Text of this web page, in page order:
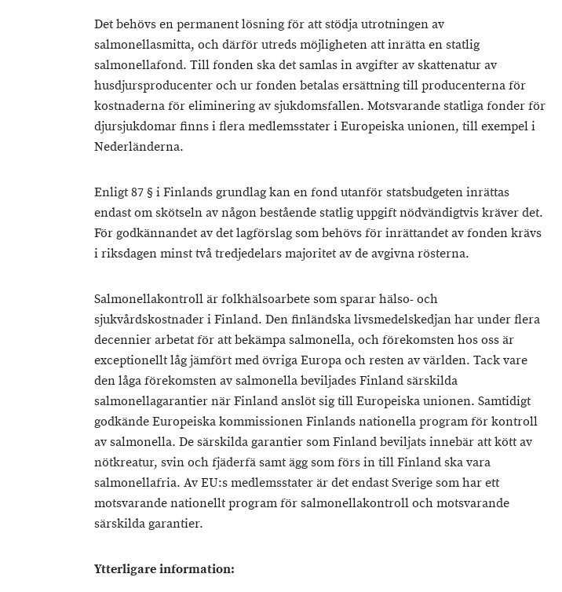
Det behövs en permanent lösning för att stödja utrotningen av
salmonellasmitta, och därför utreds möjligheten att inrätta en statlig
salmonellafond. Till fonden ska det samlas in avgifter av skattenatur av
husdjursproducenter och ur fonden betalas ersättning till producenterna för
kostnaderna för eliminering av sjukdomsfallen. Motsvarande statliga fonder för
djursjukdomar finns i flera medlemsstater i Europeiska unionen, till exempel i
Nederländerna.
Enligt 87 § i Finlands grundlag kan en fond utanför statsbudgeten inrättas
endast om skötseln av någon bestående statlig uppgift nödvändigtvis kräver det.
För godkännandet av det lagförslag som behövs för inrättandet av fonden krävs
i riksdagen minst två tredjedelars majoritet av de avgivna rösterna.
Salmonellakontroll är folkhälsoarbete som sparar hälso- och
sjukvårdskostnader i Finland. Den finländska livsmedelskedjan har under flera
decennier arbetat för att bekämpa salmonella, och förekomsten hos oss är
exceptionellt låg jämfört med övriga Europa och resten av världen. Tack vare
den låga förekomsten av salmonella beviljades Finland särskilda
salmonellagarantier när Finland anslöt sig till Europeiska unionen. Samtidigt
godkände Europeiska kommissionen Finlands nationella program för kontroll
av salmonella. De särskilda garantier som Finland beviljats innebär att kött av
nötkreatur, svin och fjäderfä samt ägg som förs in till Finland ska vara
salmonellafria. Av EU:s medlemsstater är det endast Sverige som har ett
motsvarande nationellt program för salmonellakontroll och motsvarande
särskilda garantier.
Ytterligare information: